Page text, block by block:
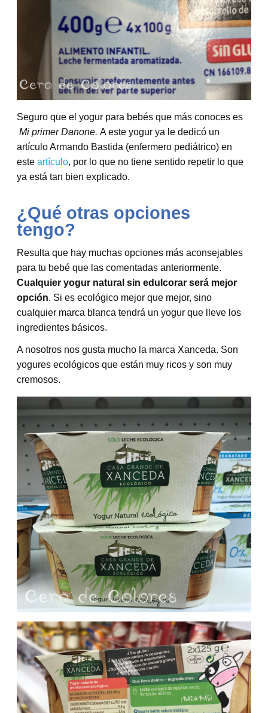
Seguro que el yogur para bebés que más conoces es
Mi primer Danone. A este yogur ya le dedicó un
artículo Armando Bastida (enfermero pediátrico) en
este artículo, por lo que no tiene sentido repetir lo que
ya está tan bien explicado.
¿Qué otras opciones
tengo?
Resulta que hay muchas opciones más aconsejables
para tu bebé que las comentadas anteriormente.
Cualquier yogur natural sin edulcorar será mejor
opción. Si es ecológico mejor que mejor, sino
cualquier marca blanca tendrá un yogur que lleve los
ingredientes básicos.
A nosotros nos gusta mucho la marca Xanceda. Son
yogures ecológicos que están muy ricos y son muy
cremosos.